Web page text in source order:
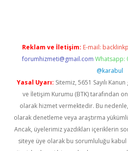
Reklam ve İletişim: E-mail:
forumhizmeti@gmail.com Whatsapp:
@karabul
Yasal Uyarı: Sitemiz, 5651 Sayılı
ve İletişim Kurumu (BTK) tarafından
olarak hizmet vermektedir. Bu
olarak denetleme veya araştırma
Ancak, üyelerimiz yazdıkları içeriklerin
siteye üye olarak bu sorumluluğu kabul